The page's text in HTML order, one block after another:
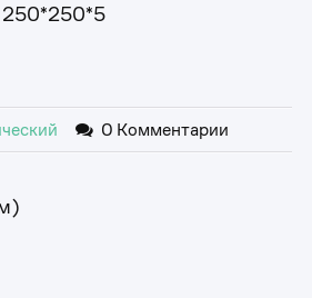
250*250*5
0 Комментарии